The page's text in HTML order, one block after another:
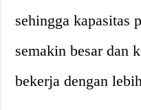
sehingga kapasitas
semakin besar dan
bekerja dengan